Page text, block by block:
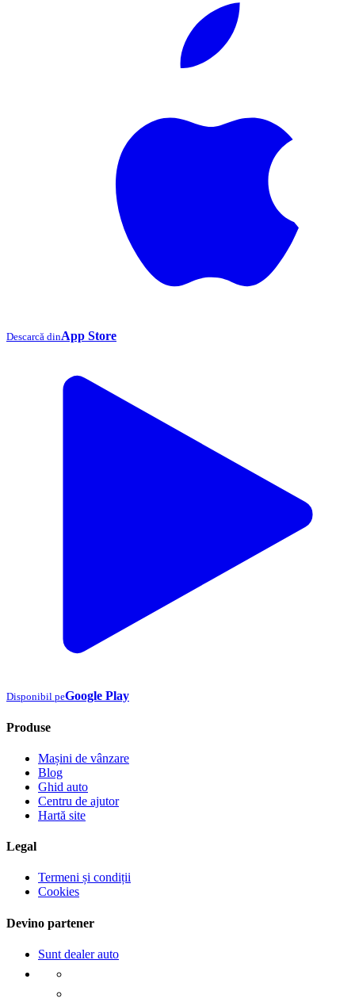
Descarcă dinApp Store
Disponibil peGoogle Play
Produse
Mașini de vânzare
Blog
Ghid auto
Centru de ajutor
Hartă site
Legal
Termeni și condiții
Cookies
Devino partener
Sunt dealer auto